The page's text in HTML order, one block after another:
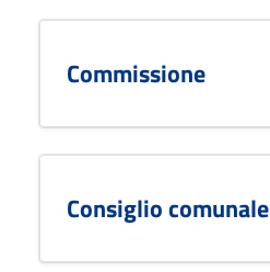
Commissione
Consiglio comunale